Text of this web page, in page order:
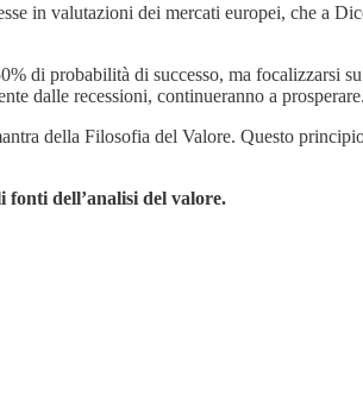
in valutazioni dei mercati europei, che a
di probabilità di successo, ma focalizzarsi
dalle recessioni, continueranno a prosperare.
della Filosofia del Valore. Questo
fonti dell’analisi del valore.